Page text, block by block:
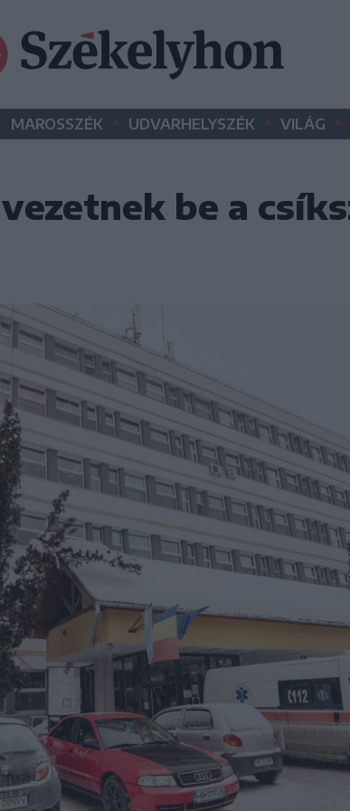
MAROSSZÉK • UDVARHELYSZÉK • VILÁG •
be a